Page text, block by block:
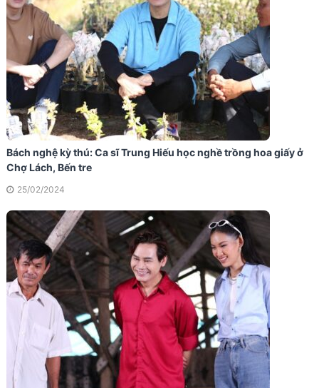
Bách nghệ kỳ thú: Ca sĩ Trung Hiếu học nghề trồng hoa giấy ở
Chợ Lách, Bến tre
25/02/2024